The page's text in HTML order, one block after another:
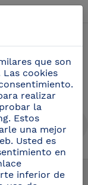
que son
Las cookies
realizar
la
Estos
una mejor
Usted es
en
inferior de